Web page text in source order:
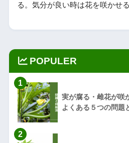
る。気分が良い時は花を咲かせる
POPULER
1
実が腐る・雌花が
よくある５つの問題
2